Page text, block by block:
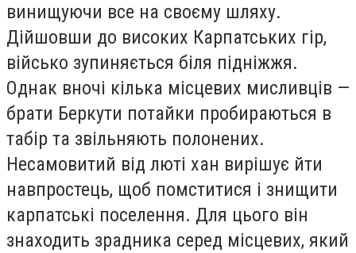
винищуючи все на своєму шляху.
Дійшовши до високих Карпатських гір,
військо зупиняється біля підніжжя.
Однак вночі кілька місцевих мисливців —
брати Беркути потайки пробираються в
табір та звільняють полонених.
Несамовитий від люті хан вирішує йти
навпростець, щоб помститися і знищити
карпатські поселення. Для цього він
знаходить зрадника серед місцевих, який